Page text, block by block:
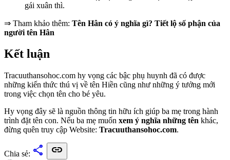
gái xuân thì.
⇒ Tham khảo thêm: Tên Hân có ý nghĩa gì? Tiết lộ số phận của
người tên Hân
Kết luận
Tracuuthansohoc.com hy vọng các bậc phụ huynh đã có được
những kiến thức thú vị về tên Hiền cũng như những ý tưởng mới
trong việc chọn tên cho bé yêu.
Hy vọng đây sẽ là nguồn thông tin hữu ích giúp ba mẹ trong hành
trình đặt tên con. Nếu ba mẹ muốn xem ý nghĩa những tên khác,
đừng quên truy cập Website: Tracuuthansohoc.com.
Chia sẻ: share link